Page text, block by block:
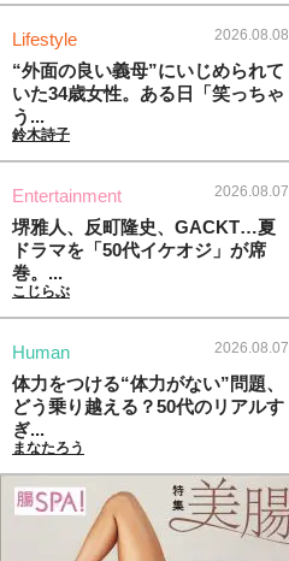
Lifestyle 2026.08.08
“外面の良い義母”にいじめられて
いた34歳女性。ある日「笑っちゃ
う...
鈴木詩子
Entertainment 2026.08.07
堺雅人、反町隆史、GACKT…夏
ドラマを「50代イケオジ」が席
巻。...
こじらぶ
Human 2026.08.07
体力をつける“体力がない”問題、
どう乗り越える？50代のリアルす
ぎ...
まなたろう